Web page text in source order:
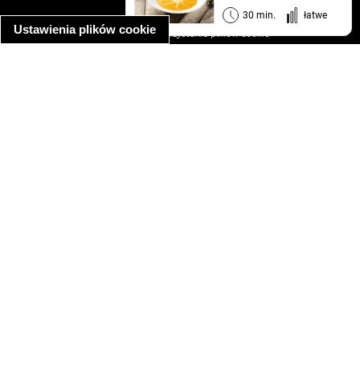
Ustawienia plików cookie
30 min. łatwe
informacja o prywatności
informacja o wykorzystaniu plików cookie